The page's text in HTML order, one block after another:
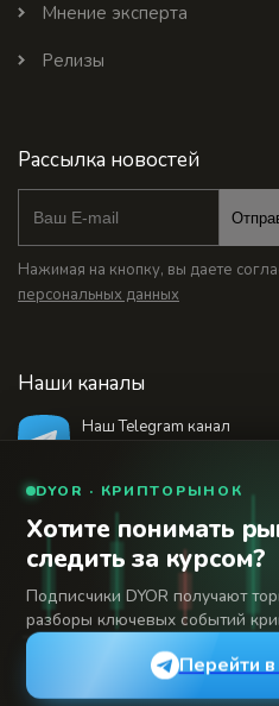
Мнение эксперта
Релизы
Рассылка новостей
Нажимая на кнопку, вы даете
персональных данных
Наши каналы
Наш Telegram канал
18+
© 2026 Финансовый
Сегодня». Используя
соглашаетесь с
Сетевое издание «Банки Сегодня»
Федеральной службой по надзору
информационных технологий и
регистрационный номер: серия
DYOR · КРИПТОРЫНОК
Хотите понимать
следить за курсом?
Подписчики DYOR получают
разборы ключевых событий
Перейти